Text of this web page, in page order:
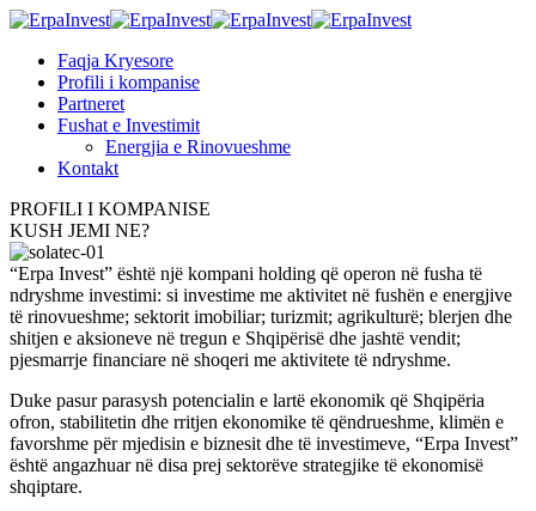
Faqja Kryesore
Profili i kompanise
Partneret
Fushat e Investimit
Energjia e Rinovueshme
Kontakt
PROFILI I KOMPANISE
KUSH JEMI NE?
“Erpa Invest” është një kompani holding që operon në fusha të
ndryshme investimi: si investime me aktivitet në fushën e energjive
të rinovueshme; sektorit imobiliar; turizmit; agrikulturë; blerjen dhe
shitjen e aksioneve në tregun e Shqipërisë dhe jashtë vendit;
pjesmarrje financiare në shoqeri me aktivitete të ndryshme.
Duke pasur parasysh potencialin e lartë ekonomik që Shqipëria
ofron, stabilitetin dhe rritjen ekonomike të qëndrueshme, klimën e
favorshme për mjedisin e biznesit dhe të investimeve, “Erpa Invest”
është angazhuar në disa prej sektorëve strategjike të ekonomisë
shqiptare.